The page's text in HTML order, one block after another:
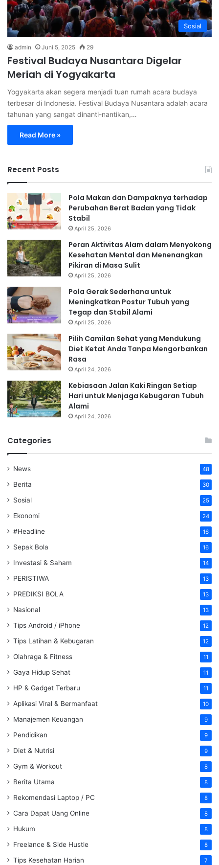
Sosial
admin Juni 5, 2025 29
Festival Budaya Nusantara Digelar
Meriah di Yogyakarta
Yogyakarta akan segera menjadi tuan rumah acara budaya
terbesar di Indonesia. Festival Budaya Nusantara adalah acara
tahunan yang sangat dinanti-nantikan,…
Read More »
Recent Posts
Pola Makan dan Dampaknya terhadap
Perubahan Berat Badan yang Tidak
Stabil
April 25, 2026
Peran Aktivitas Alam dalam Menyokong
Kesehatan Mental dan Menenangkan
Pikiran di Masa Sulit
April 25, 2026
Pola Gerak Sederhana untuk
Meningkatkan Postur Tubuh yang
Tegap dan Stabil Alami
April 25, 2026
Pilih Camilan Sehat yang Mendukung
Diet Ketat Anda Tanpa Mengorbankan
Rasa
April 24, 2026
Kebiasaan Jalan Kaki Ringan Setiap
Hari untuk Menjaga Kebugaran Tubuh
Alami
April 24, 2026
Categories
News 48
Berita 30
Sosial 25
Ekonomi 24
#Headline 16
Sepak Bola 16
Investasi & Saham 14
PERISTIWA 13
PREDIKSI BOLA 13
Nasional 13
Tips Android / iPhone 12
Tips Latihan & Kebugaran 12
Olahraga & Fitness 11
Gaya Hidup Sehat 11
HP & Gadget Terbaru 11
Aplikasi Viral & Bermanfaat 10
Manajemen Keuangan 9
Pendidikan 9
Diet & Nutrisi 9
Gym & Workout 8
Berita Utama 8
Rekomendasi Laptop / PC 8
Cara Dapat Uang Online 8
Hukum 8
Freelance & Side Hustle 8
Tips Kesehatan Harian 7